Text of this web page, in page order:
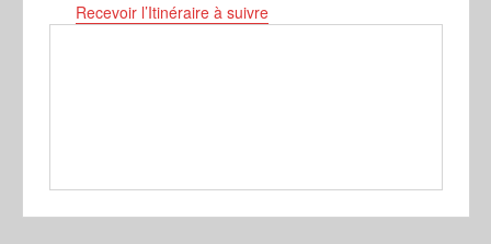
Recevoir l’Itinéraire à suivre